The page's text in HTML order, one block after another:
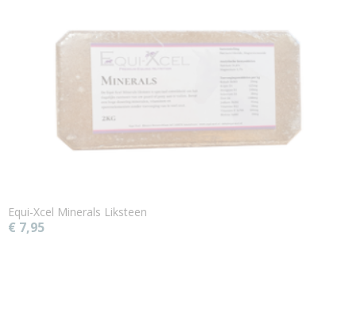
Equi-Xcel Minerals Liksteen
€ 7,95